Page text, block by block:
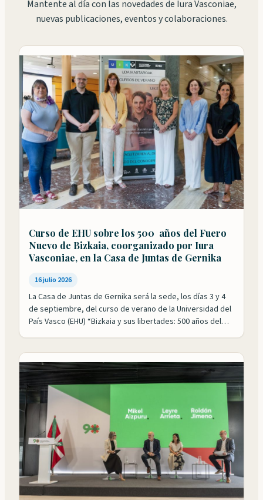
Mantente al día con las novedades de Iura Vasconiae,
nuevas publicaciones, eventos y colaboraciones.
Curso de EHU sobre los 500 años del Fuero
Nuevo de Bizkaia, coorganizado por Iura
Vasconiae, en la Casa de Juntas de Gernika
16 julio 2026
La Casa de Juntas de Gernika será la sede, los días 3 y 4
de septiembre, del curso de verano de la Universidad del
País Vasco (EHU) “Bizkaia y sus libertades: 500 años del